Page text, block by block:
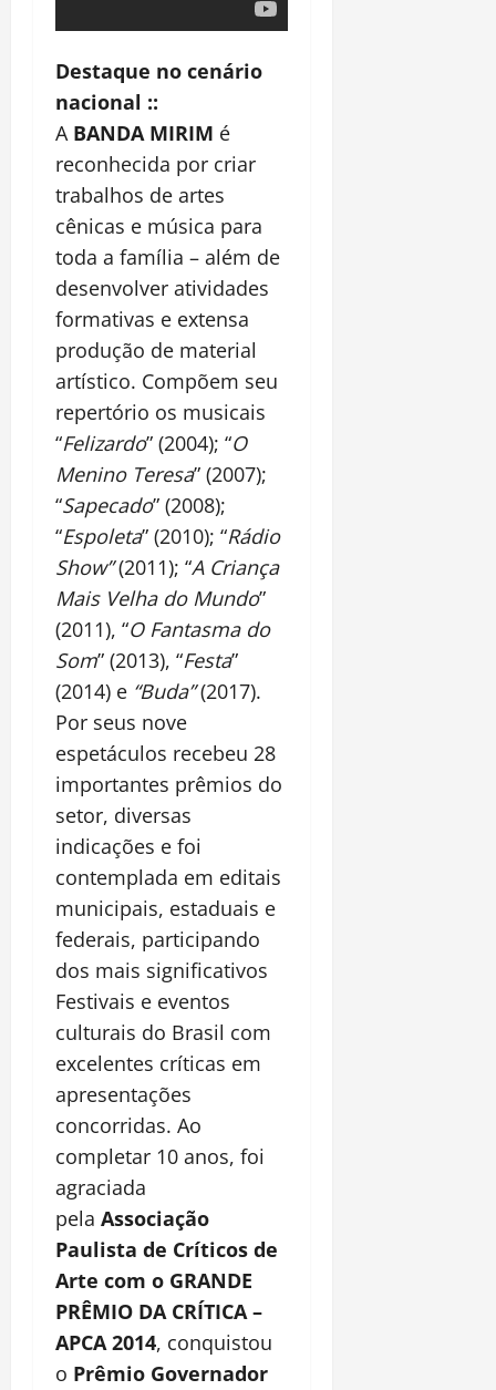
Destaque no cenário
nacional ::
A BANDA MIRIM é
reconhecida por criar
trabalhos de artes
cênicas e música para
toda a família – além de
desenvolver atividades
formativas e extensa
produção de material
artístico. Compõem seu
repertório os musicais
“Felizardo” (2004); “O
Menino Teresa” (2007);
“Sapecado” (2008);
“Espoleta” (2010); “Rádio
Show”(2011); “A Criança
Mais Velha do Mundo”
(2011), “O Fantasma do
Som” (2013), “Festa”
(2014) e “Buda”(2017).
Por seus nove
espetáculos recebeu 28
importantes prêmios do
setor, diversas
indicações e foi
contemplada em editais
municipais, estaduais e
federais, participando
dos mais significativos
Festivais e eventos
culturais do Brasil com
excelentes críticas em
apresentações
concorridas. Ao
completar 10 anos, foi
agraciada
pela Associação
Paulista de Críticos de
Arte com o GRANDE
PRÊMIO DA CRÍTICA –
APCA 2014, conquistou
o Prêmio Governador